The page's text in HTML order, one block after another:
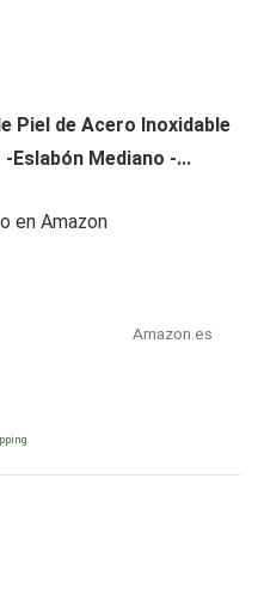
Piel de Acero Inoxidable
Eslabón Mediano -...
en Amazon
Amazon.es